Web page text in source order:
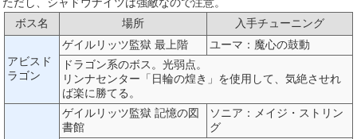
ボス名
場所 入手チューニング
アビスド
ラゴン
ゲイルリッツ監獄 最上階
ユーマ：魔心の鼓動
ドラゴン系のボス。光弱点。
リンナセンター「日輪の煌き」を使用して、気絶させれ
ば楽に勝てる。
ゲイルリッツ監獄 記憶の図
書館
ソニア：メイジ・ストリン
グ